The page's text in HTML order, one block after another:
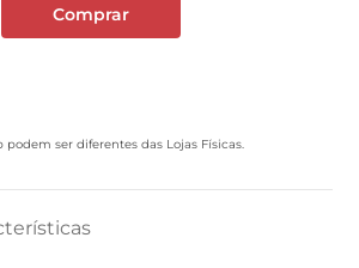
Comprar
podem ser diferentes das Lojas Físicas.